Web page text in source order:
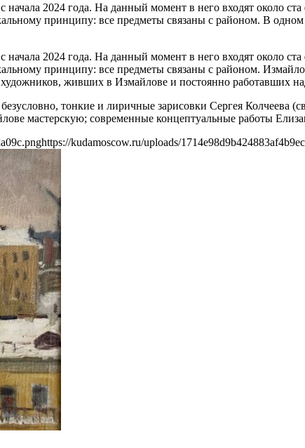
начала 2024 года. На данный момент в него входят около
принципу: все предметы связаны с районом. В
начала 2024 года. На данный момент в него входят около
принципу: все предметы связаны с районом.
живших в Измайлове и постоянно работавших
тонкие и лиричные зарисовки Сергея
мастерскую; современные концептуальные работы
https://kudamoscow.ru/uploads/